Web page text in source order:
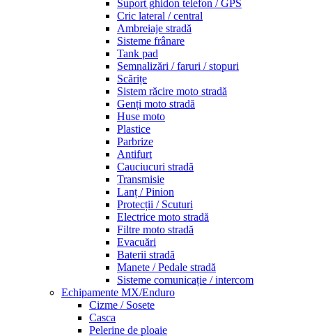
Suport ghidon telefon / GPS
Cric lateral / central
Ambreiaje stradă
Sisteme frânare
Tank pad
Semnalizări / faruri / stopuri
Scărițe
Sistem răcire moto stradă
Genți moto stradă
Huse moto
Plastice
Parbrize
Antifurt
Cauciucuri stradă
Transmisie
Lanț / Pinion
Protecții / Scuturi
Electrice moto stradă
Filtre moto stradă
Evacuări
Baterii stradă
Manete / Pedale stradă
Sisteme comunicație / intercom
Echipamente MX/Enduro
Cizme / Sosete
Casca
Pelerine de ploaie